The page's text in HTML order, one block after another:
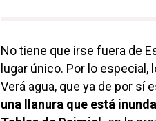
No tiene que irse fuera de
lugar único. Por lo
Verá agua, que ya de por
una llanura que está